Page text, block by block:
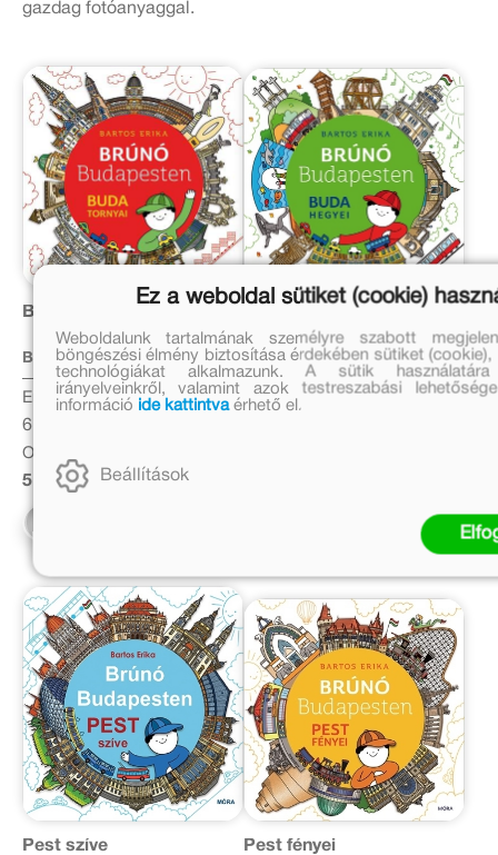
gazdag fotóanyaggal.
Buda tornyai
Bartos Erika
Eredeti ár:
6 999 Ft
Online ár:
5 739 Ft
Bartos Erika
Eredeti ár:
Pest szíve Pest fényei
Ez a weboldal sütiket (cookie)
Weboldalunk tartalmának személyre szabott
böngészési élmény biztosítása érdekében sütiket (cookie),
technológiákat alkalmazunk. A sütik
irányelveinkről, valamint azok testreszabási
információ ide kattintvaérhető el.
Beállítások